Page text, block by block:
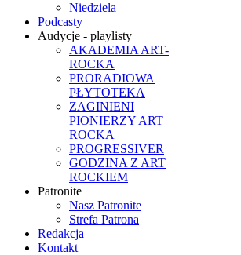
Niedziela
Podcasty
Audycje - playlisty
AKADEMIA ART-
ROCKA
PRORADIOWA
PŁYTOTEKA
ZAGINIENI
PIONIERZY ART
ROCKA
PROGRESSIVER
GODZINA Z ART
ROCKIEM
Patronite
Nasz Patronite
Strefa Patrona
Redakcja
Kontakt